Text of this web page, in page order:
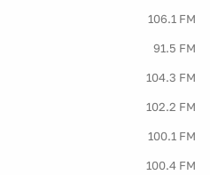
106.1 FM
91.5 FM
104.3 FM
102.2 FM
100.1 FM
100.4 FM